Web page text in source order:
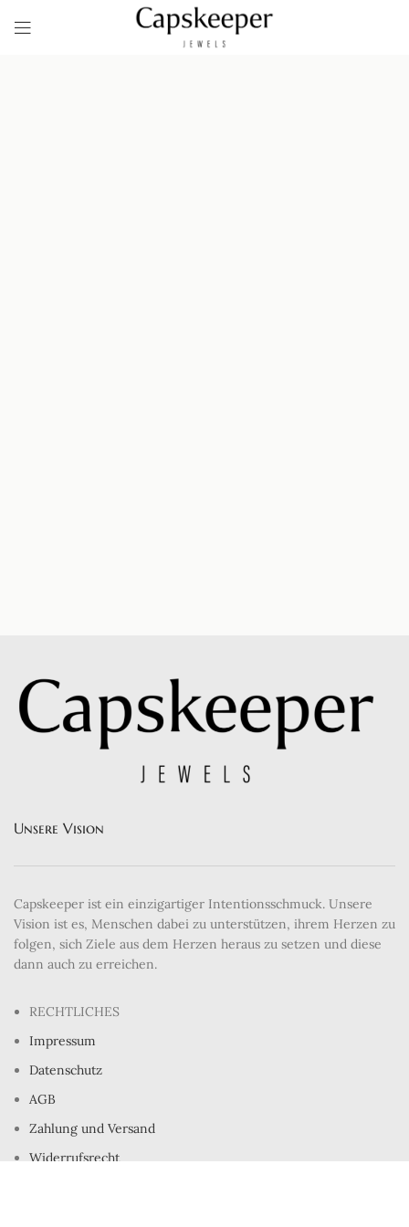
Unsere Vision
Capskeeper ist ein einzigartiger Intentionsschmuck. Unsere
Vision ist es, Menschen dabei zu unterstützen, ihrem Herzen zu
folgen, sich Ziele aus dem Herzen heraus zu setzen und diese
dann auch zu erreichen.
RECHTLICHES
Impressum
Datenschutz
AGB
Zahlung und Versand
Widerrufsrecht